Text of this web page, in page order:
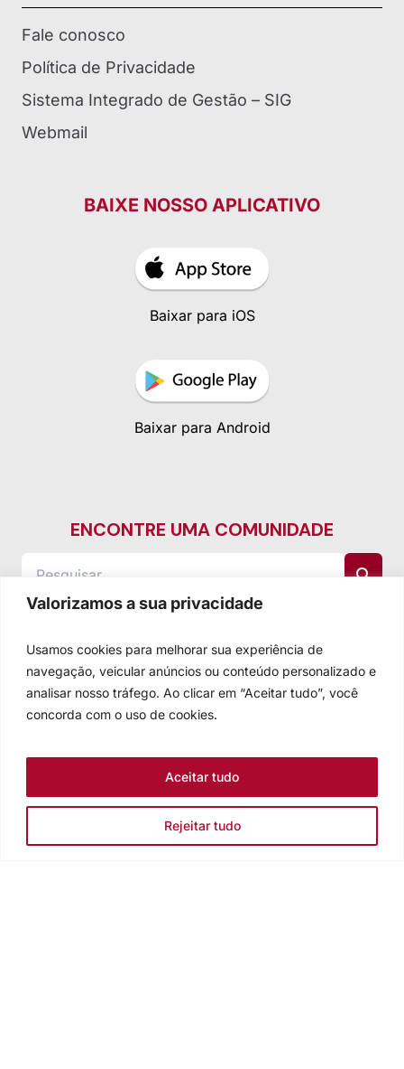
Valorizamos a sua privacidade
Usamos cookies para melhorar sua experiência de
navegação, veicular anúncios ou conteúdo personalizado e
analisar nosso tráfego. Ao clicar em “Aceitar tudo”, você
concorda com o uso de cookies.
Rejeitar tudo
Aceitar tudo
Fale conosco
Política de Privacidade
Sistema Integrado de Gestão – SIG
Webmail
BAIXE NOSSO APLICATIVO
Baixar para iOS
Baixar para Android
ENCONTRE UMA COMUNIDADE